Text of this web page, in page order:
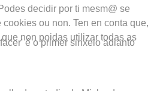
é o primer sinxelo adianto
decidir por ti mesm@ se
ou non. Ten en conta que,
non poidas utilizar todas as